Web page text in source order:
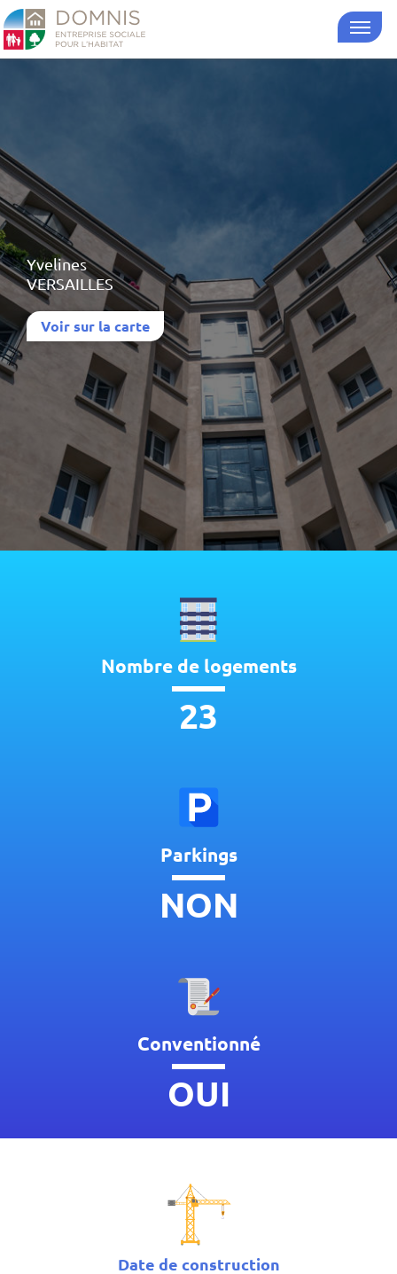
Yvelines
VERSAILLES
Voir sur la carte
Nombre de logements
23
Parkings
NON
Conventionné
OUI
Date de construction